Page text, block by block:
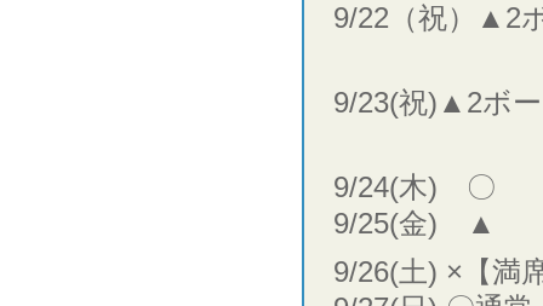
9/22（祝）▲2
9/23(祝)▲2ボ
9/24(木) 〇
9/25(金) ▲
9/26(土) ×【満